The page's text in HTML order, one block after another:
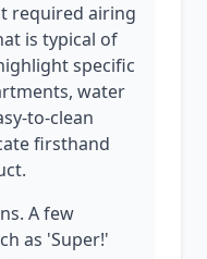
required airing
is typical of
specific
water
to-clean
firsthand
A few
as 'Super!'